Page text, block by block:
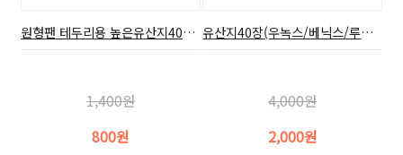
원형팬 테두리용 높은유산지40장(높이10~12cm)
1,400원
800원
유산지40장(우녹스/베닉스/루미 호환)
4,000원
2,000원